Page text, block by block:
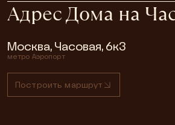
Адрес Дома на
Москва, Часовая, 6к3
метро Аэропорт
Построить маршрут